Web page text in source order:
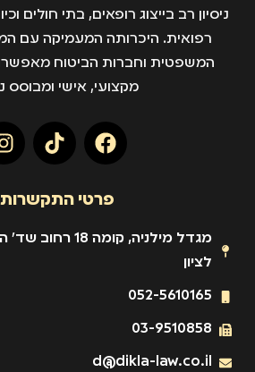
ניסיון רב בייצוג רופאים, בתי חולים
רפואית. היכרותה המעמיקה עם
המשפטית וחברות הביטוח מאפשרת
מקצועי, אישי ומבוסס
פרטי
לציון
052-5610165
03-9510858
d@dikla-law.co.il